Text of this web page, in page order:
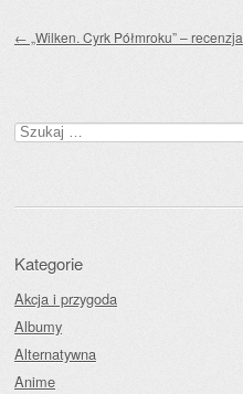
← „Wilken. Cyrk Półmroku” – recenzja
Szukaj:
Kategorie
Akcja i przygoda
Albumy
Alternatywna
Anime